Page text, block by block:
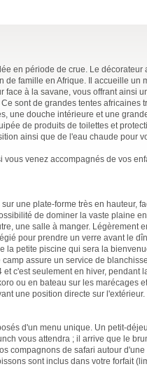
en période de crue. Le
de famille en Afrique. Il accueille un
face à la savane, vous offrant ainsi
sont de grandes tentes
une douche intérieure et une
de produits de toilettes et
ainsi que de l'eau chaude pour
vous venez accompagnés de vos
une plate-forme très en hauteur,
de dominer la vaste plaine
une salle à manger. Légèrement
pour prendre un verre avant le
la petite piscine qui sera la
assure un service de
c'est seulement en hiver,
ou en bateau sur les marécages
une position directe sur l'extérieur.
d'un menu unique. Un petit-
vous attendra ; il arrive que le
compagnons de safari autour
sont inclus dans votre forfait